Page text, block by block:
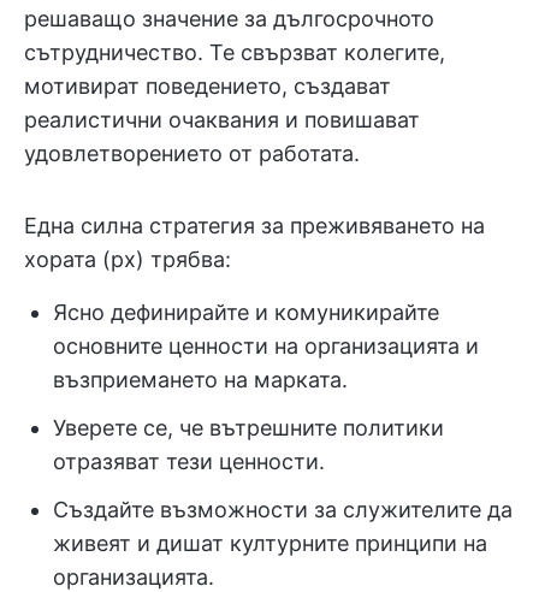
решаващо значение за дългосрочното
сътрудничество. Те свързват колегите,
мотивират поведението, създават
реалистични очаквания и повишават
удовлетворението от работата.
Една силна стратегия за преживяването на
хората (px) трябва:
Ясно дефинирайте и комуникирайте
основните ценности на организацията и
възприемането на марката.
Уверете се, че вътрешните политики
отразяват тези ценности.
Създайте възможности за служителите да
живеят и дишат културните принципи на
организацията.